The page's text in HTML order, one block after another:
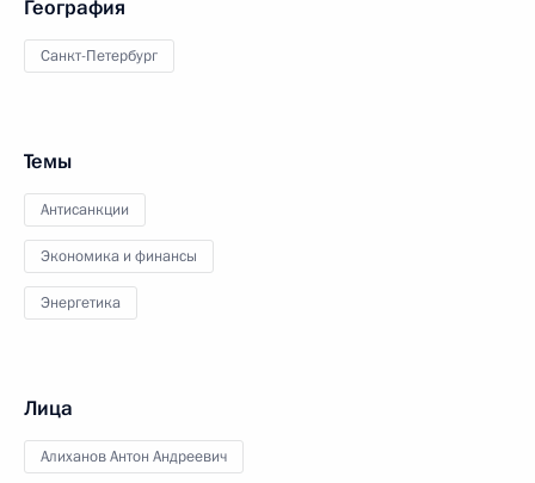
География
Санкт-Петербург
Темы
Антисанкции
Экономика и финансы
Энергетика
Лица
Алиханов Антон Андреевич